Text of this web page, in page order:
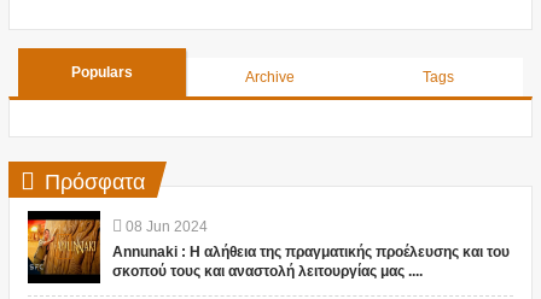
Populars Archive Tags
Πρόσφατα
08 Jun 2024
Annunaki : Η αλήθεια της πραγματικής προέλευσης και του
σκοπού τους και αναστολή λειτουργίας μας ....